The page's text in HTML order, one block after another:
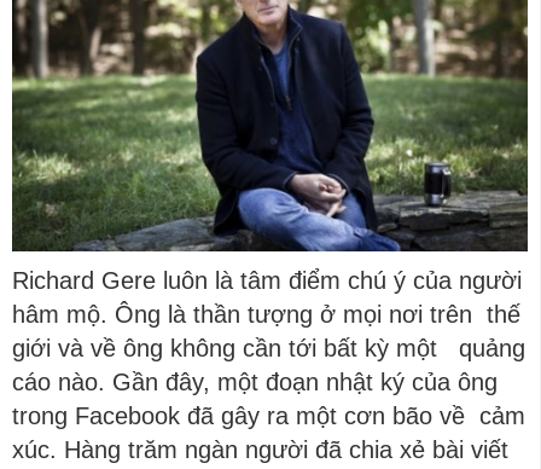
Richard Gere luôn là tâm điểm chú ý của người
hâm mộ. Ông là thần tượng ở mọi nơi trên thế
giới và về ông không cần tới bất kỳ một quảng
cáo nào. Gần đây, một đoạn nhật ký của ông
trong Facebook đã gây ra một cơn bão về cảm
xúc. Hàng trăm ngàn người đã chia xẻ bài viết